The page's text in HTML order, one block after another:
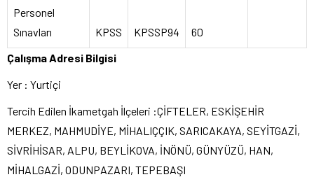
Personel
Sınavları
KPSS KPSSP94
60
Çalışma Adresi Bilgisi
Yer : Yurtiçi
Tercih Edilen İkametgah İlçeleri :ÇİFTELER, ESKİŞEHİR
MERKEZ, MAHMUDİYE, MİHALIÇÇIK, SARICAKAYA, SEYİTGAZİ,
SİVRİHİSAR, ALPU, BEYLİKOVA, İNÖNÜ, GÜNYÜZÜ, HAN,
MİHALGAZİ, ODUNPAZARI, TEPEBAŞI